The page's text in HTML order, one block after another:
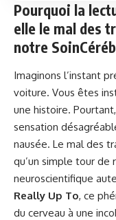
Pourquoi la
elle le mal des
notre
Imaginons l’instant
voiture. Vous êtes
une histoire.
sensation
nausée. Le mal des
qu’un simple tour de
neuroscientifique
Really Up To, ce
du cerveau à une